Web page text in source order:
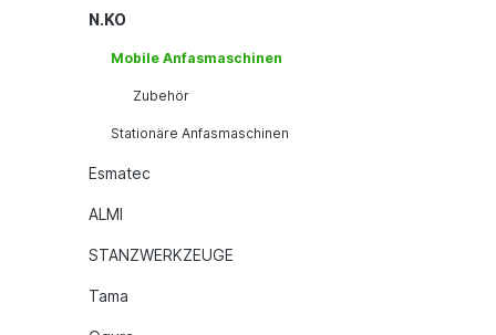
N.KO
Mobile Anfasmaschinen
Zubehör
Stationäre Anfasmaschinen
Esmatec
ALMI
STANZWERKZEUGE
Tama